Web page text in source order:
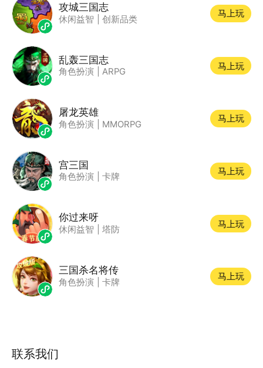
攻城三国志
休闲益智 创新品类
马上玩
乱轰三国志
角色扮演 ARPG
马上玩
屠龙英雄
角色扮演 MMORPG
马上玩
宫三国
角色扮演 卡牌
马上玩
你过来呀
休闲益智 塔防
马上玩
三国杀名将传
角色扮演 卡牌
马上玩
联系我们